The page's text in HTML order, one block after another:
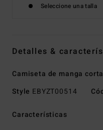
Seleccione una talla
Detalles &
Camiseta de manga
Style EBYZT00514
Características